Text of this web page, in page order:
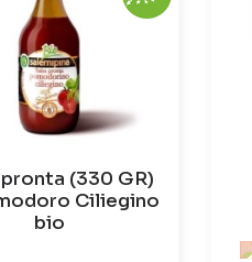
(330 GR)
Ciliegino
bio